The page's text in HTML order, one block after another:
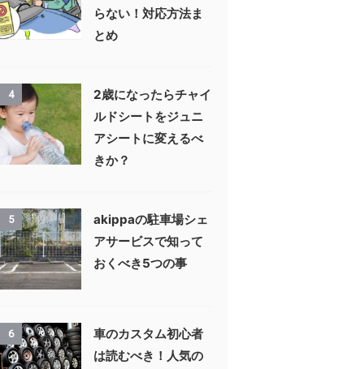
らない！対応方法ま
とめ
4
2歳になったらチャイ
ルドシートをジュニ
アシートに変えるべ
きか？
5
akippaの駐車場シェ
アサービスで知って
おくべき5つの事
6
車のカスタム初心者
は読むべき！人気の